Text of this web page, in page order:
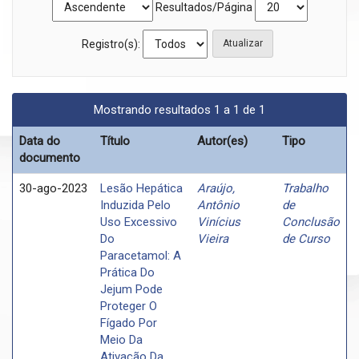
Resultados/Página
Registro(s):
Mostrando resultados 1 a 1 de 1
Data do
documento
Título Autor(es) Tipo
30-ago-2023
Lesão Hepática
Induzida Pelo
Uso Excessivo
Do
Paracetamol: A
Prática Do
Jejum Pode
Proteger O
Fígado Por
Meio Da
Araújo,
Antônio
Vinícius
Vieira
Trabalho
de
Conclusão
de Curso